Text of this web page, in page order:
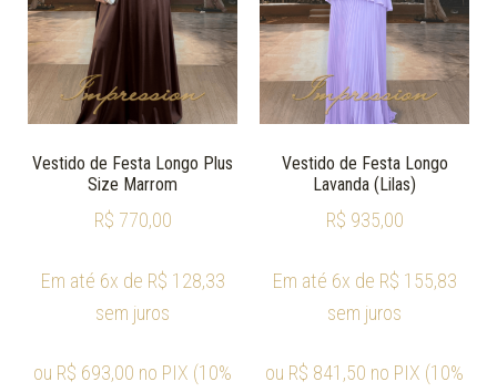
Vestido de Festa Longo Plus
Size Marrom
R$ 770,00
Em até 6x de R$ 128,33
sem juros
ou R$ 693,00 no PIX (10%
Vestido de Festa Longo
Lavanda (Lilas)
R$ 935,00
Em até 6x de R$ 155,83
sem juros
ou R$ 841,50 no PIX (10%